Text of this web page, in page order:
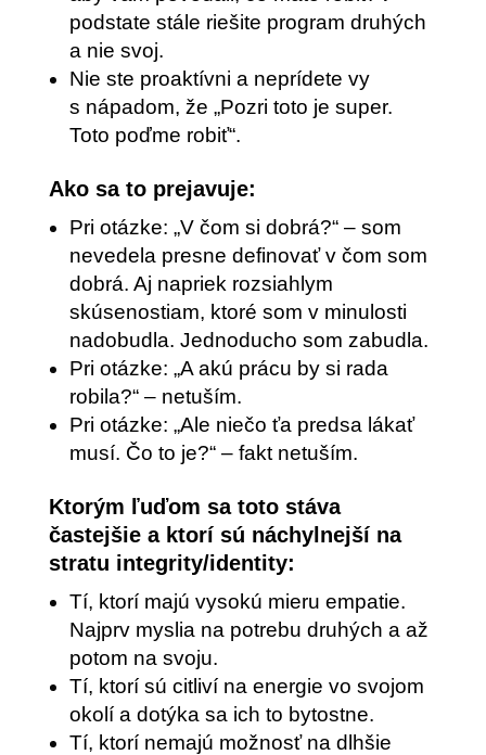
podstate stále riešite program druhých
a nie svoj.
Nie ste proaktívni a neprídete vy
s nápadom, že „Pozri toto je super.
Toto poďme robiť“.
Ako sa to prejavuje:
Pri otázke: „V čom si dobrá?“ – som
nevedela presne definovať v čom som
dobrá. Aj napriek rozsiahlym
skúsenostiam, ktoré som v minulosti
nadobudla. Jednoducho som zabudla.
Pri otázke: „A akú prácu by si rada
robila?“ – netuším.
Pri otázke: „Ale niečo ťa predsa lákať
musí. Čo to je?“ – fakt netuším.
Ktorým ľuďom sa toto stáva
častejšie a ktorí sú náchylnejší na
stratu integrity/identity:
Tí, ktorí majú vysokú mieru empatie.
Najprv myslia na potrebu druhých a až
potom na svoju.
Tí, ktorí sú citliví na energie vo svojom
okolí a dotýka sa ich to bytostne.
Tí, ktorí nemajú možnosť na dlhšie